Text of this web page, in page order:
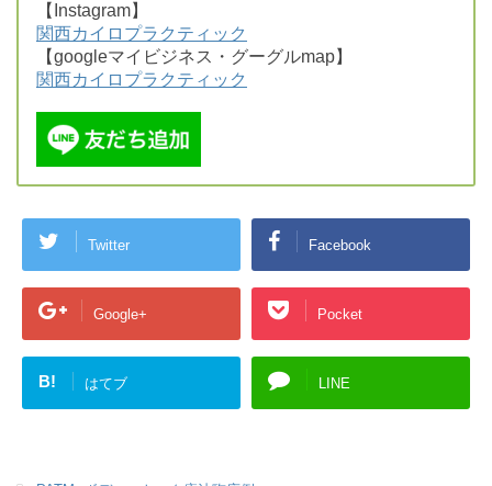
【Instagram】
関西カイロプラクティック
【googleマイビジネス・グーグルmap】
関西カイロプラクティック
Twitter Facebook
Google+ Pocket
B! はてブ LINE